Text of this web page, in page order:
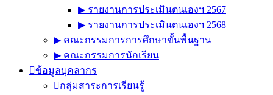
▶︎ รายงานการประเมินตนเองฯ 2567
▶︎ รายงานการประเมินตนเองฯ 2568
▶︎ คณะกรรมการการศึกษาขั้นพื้นฐาน
▶︎ คณะกรรมการนักเรียน
ข้อมูลบุคลากร
กลุ่มสาระการเรียนรู้